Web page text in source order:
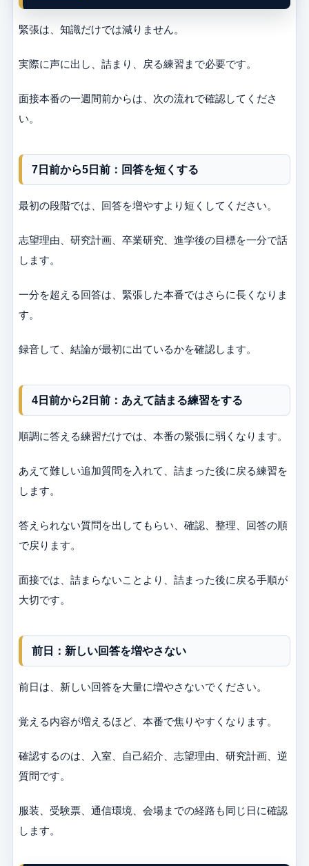
緊張は、知識だけでは減りません。
実際に声に出し、詰まり、戻る練習まで必要です。
面接本番の一週間前からは、次の流れで確認してくださ
い。
7日前から5日前：回答を短くする
最初の段階では、回答を増やすより短くしてください。
志望理由、研究計画、卒業研究、進学後の目標を一分で話
します。
一分を超える回答は、緊張した本番ではさらに長くなりま
す。
録音して、結論が最初に出ているかを確認します。
4日前から2日前：あえて詰まる練習をする
順調に答える練習だけでは、本番の緊張に弱くなります。
あえて難しい追加質問を入れて、詰まった後に戻る練習を
します。
答えられない質問を出してもらい、確認、整理、回答の順
で戻ります。
面接では、詰まらないことより、詰まった後に戻る手順が
大切です。
前日：新しい回答を増やさない
前日は、新しい回答を大量に増やさないでください。
覚える内容が増えるほど、本番で焦りやすくなります。
確認するのは、入室、自己紹介、志望理由、研究計画、逆
質問です。
服装、受験票、通信環境、会場までの経路も同じ日に確認
します。